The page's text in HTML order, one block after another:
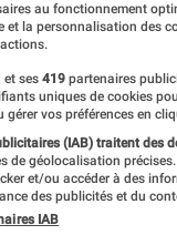
au fonctionnement
et la personnalisation des
ses 419 partenaires
uniques de cookies
gérer vos préférences en
(IAB) traitent des
de géolocalisation
et/ou accéder à des
des publicités et du
IAB